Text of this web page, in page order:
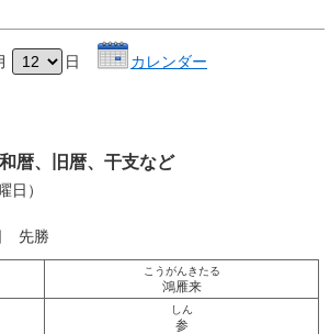
日 カレンダー
暦、旧暦、干支など
日）
先勝
こうがんきたる
鴻雁来
しん
参